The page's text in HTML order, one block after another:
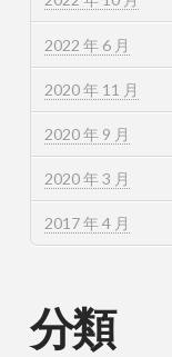
2022 年 6 月
2020 年 11 月
2020 年 9 月
2020 年 3 月
2017 年 4 月
分類